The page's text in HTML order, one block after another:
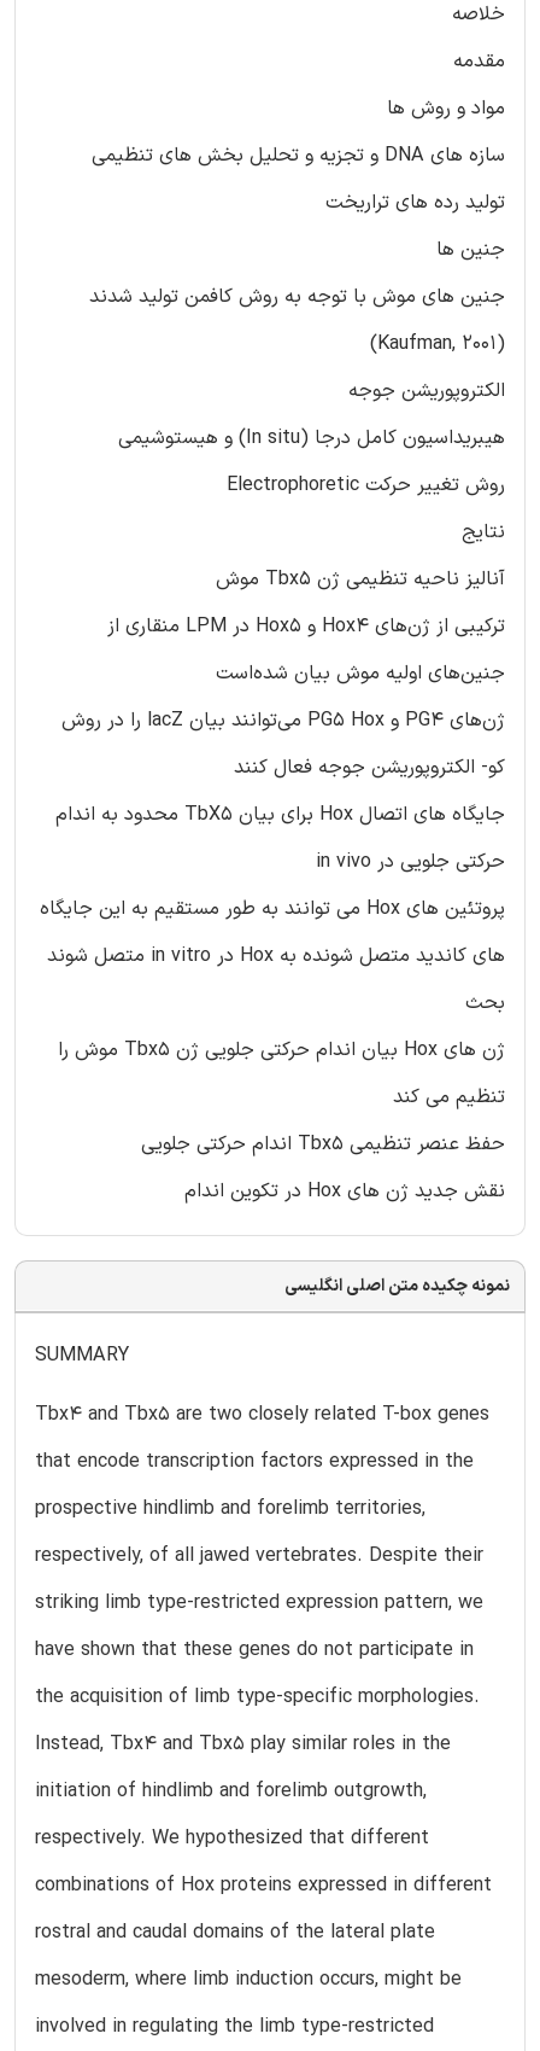
خلاصه
مقدمه
مواد و روش ها
سازه های DNA و تجزیه و تحلیل بخش های تنظیمی
تولید رده های تراریخت
جنین ها
جنین های موش با توجه به روش کافمن تولید شدند
(Kaufman, 2001)
الکتروپوریشن جوجه
هیبریداسیون کامل درجا (In situ) و هیستوشیمی
روش تغییر حرکت Electrophoretic
نتایج
آنالیز ناحیه تنظیمی ژن Tbx5 موش
ترکیبی از ژن‌های Hox4 و Hox5 در LPM منقاری از
جنین‌های اولیه موش بیان شده‌است
ژن‌های PG4 و PG5 Hox می‌توانند بیان lacZ را در روش
کو- الکتروپوریشن جوجه فعال کنند
جایگاه های اتصال Hox برای بیان TbX5 محدود به اندام
حرکتی جلویی در in vivo
پروتئین های Hox می توانند به طور مستقیم به این جایگاه
های کاندید متصل شونده به Hox در in vitro متصل شوند
بحث
ژن های Hox بیان اندام حرکتی جلویی ژن Tbx5 موش را
تنظیم می کند
حفظ عنصر تنظیمی Tbx5 اندام حرکتی جلویی
نقش جدید ژن های Hox در تکوین اندام
نمونه چکیده متن اصلی انگلیسی
SUMMARY
Tbx4 and Tbx5 are two closely related T-box genes
that encode transcription factors expressed in the
prospective hindlimb and forelimb territories,
respectively, of all jawed vertebrates. Despite their
striking limb type-restricted expression pattern, we
have shown that these genes do not participate in
the acquisition of limb type-specific morphologies.
Instead, Tbx4 and Tbx5 play similar roles in the
initiation of hindlimb and forelimb outgrowth,
respectively. We hypothesized that different
combinations of Hox proteins expressed in different
rostral and caudal domains of the lateral plate
mesoderm, where limb induction occurs, might be
involved in regulating the limb type-restricted